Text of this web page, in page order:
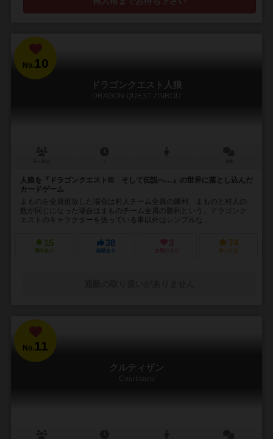
No. 10
ドラゴンクエスト人狼
DRAGON QUEST ZINROU
人狼を『ドラゴンクエストⅢ そして伝説へ…』の世界に落とし込んだ
カードゲーム
まものを全員追放した場合は村人チーム全員の勝利、まものと村人の
数が同じになった場合はまものチーム全員の勝利という、ドラゴンク
エストのキャラクターを扱っている事以外はシンプルな...
15
興味あり
38
経験あり
3
お気に入り
74
持ってる
No.11
クルティザン
Courtisans